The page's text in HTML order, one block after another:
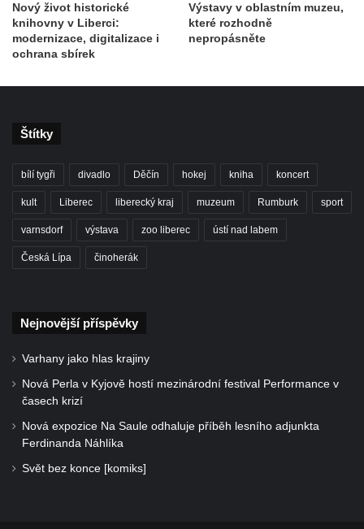
Nový život historické
knihovny v Liberci:
modernizace, digitalizace i
ochrana sbírek
Výstavy v oblastním muzeu,
které rozhodně
nepropásněte
Štítky
bílí tygři divadlo Děčín hokej kniha koncert
kult Liberec liberecký kraj muzeum Rumburk sport
varnsdorf výstava zoo liberec ústí nad labem
Česká Lípa činoherák
Nejnovější příspěvky
Varhany jako hlas krajiny
Nová Perla v Kyjově hostí mezinárodní festival Performance v
časech krizí
Nová expozice Na Saule odhaluje příběh lesního adjunkta
Ferdinanda Náhlíka
Svět bez konce [komiks]